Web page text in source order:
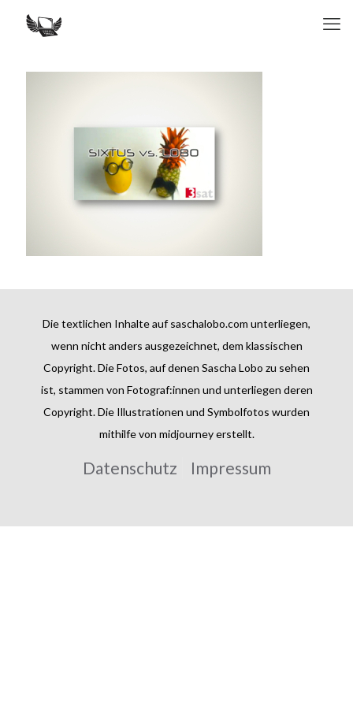
Die textlichen Inhalte auf saschalobo.com unterliegen,
wenn nicht anders ausgezeichnet, dem klassischen
Copyright. Die Fotos, auf denen Sascha Lobo zu sehen
ist, stammen von Fotograf:innen und unterliegen deren
Copyright. Die Illustrationen und Symbolfotos wurden
mithilfe von midjourney erstellt.
Datenschutz Impressum